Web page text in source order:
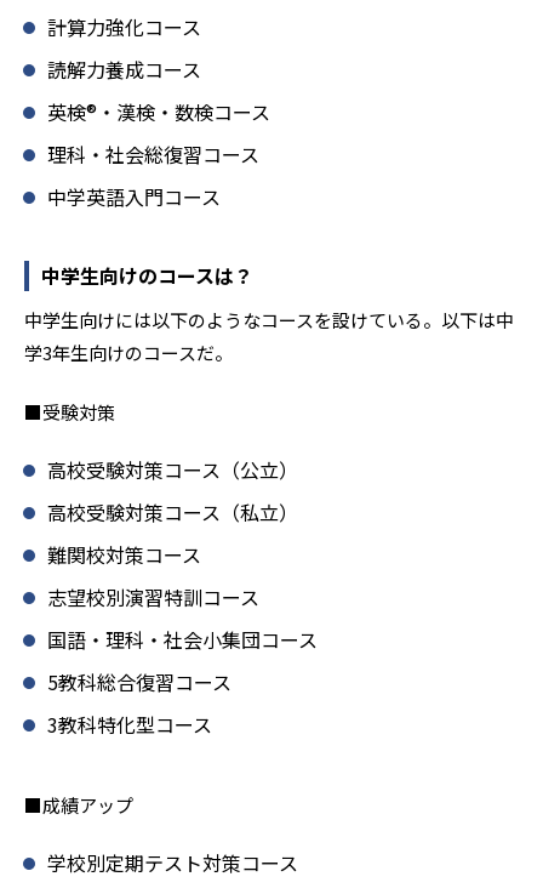
計算力強化コース
読解力養成コース
英検®・漢検・数検コース
理科・社会総復習コース
中学英語入門コース
中学生向けのコースは？
中学生向けには以下のようなコースを設けている。以下は中
学3年生向けのコースだ。
■受験対策
高校受験対策コース（公立）
高校受験対策コース（私立）
難関校対策コース
志望校別演習特訓コース
国語・理科・社会小集団コース
5教科総合復習コース
3教科特化型コース
■成績アップ
学校別定期テスト対策コース